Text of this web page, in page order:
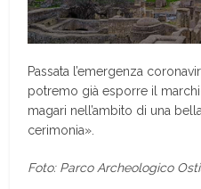
Passata l’emergenza
potremo già esporre il
magari nell’ambito di una
cerimonia».
Foto: Parco Archeologico